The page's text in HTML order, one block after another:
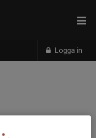
Logga in